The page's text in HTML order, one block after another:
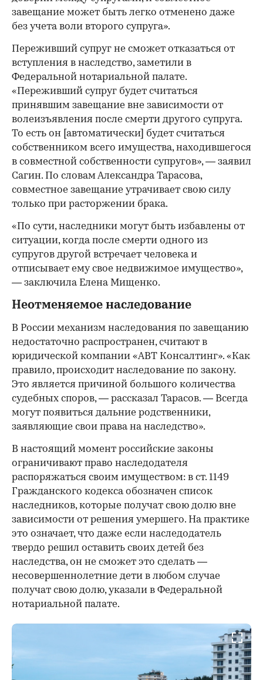
завещание может быть легко отменено даже
без учета воли второго супруга».
Переживший супруг не сможет отказаться от
вступления в наследство, заметили в
Федеральной нотариальной палате.
«Переживший супруг будет считаться
принявшим завещание вне зависимости от
волеизъявления после смерти другого супруга.
То есть он [автоматически] будет считаться
собственником всего имущества, находившегося
в совместной собственности супругов», — заявил
Сагин. По словам Александра Тарасова,
совместное завещание утрачивает свою силу
только при расторжении брака.
«По сути, наследники могут быть избавлены от
ситуации, когда после смерти одного из
супругов другой встречает человека и
отписывает ему свое недвижимое имущество»,
— заключила Елена Мищенко.
Неотменяемое наследование
В России механизм наследования по завещанию
недостаточно распространен, считают в
юридической компании «АВТ Консалтинг». «Как
правило, происходит наследование по закону.
Это является причиной большого количества
судебных споров, — рассказал Тарасов. — Всегда
могут появиться дальние родственники,
заявляющие свои права на наследство».
В настоящий момент российские законы
ограничивают право наследодателя
распоряжаться своим имуществом: в ст. 1149
Гражданского кодекса обозначен список
наследников, которые получат свою долю вне
зависимости от решения умершего. На практике
это означает, что даже если наследодатель
твердо решил оставить своих детей без
наследства, он не сможет это сделать —
несовершеннолетние дети в любом случае
получат свою долю, указали в Федеральной
нотариальной палате.